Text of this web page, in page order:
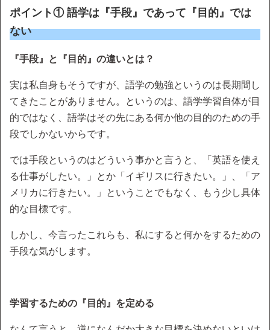
ポイント① 語学は『手段』であって『目的』では
ない
『手段』と『目的』の違いとは？
実は私自身もそうですが、語学の勉強というのは長期間し
てきたことがありません。というのは、語学学習自体が目
的ではなく、語学はその先にある何か他の目的のための手
段でしかないからです。
では手段というのはどういう事かと言うと、「英語を使え
る仕事がしたい。」とか「イギリスに行きたい。」、「ア
メリカに行きたい。」ということでもなく、もう少し具体
的な目標です。
しかし、今言ったこれらも、私にすると何かをするための
手段な気がします。
学習するための『目的』を定める